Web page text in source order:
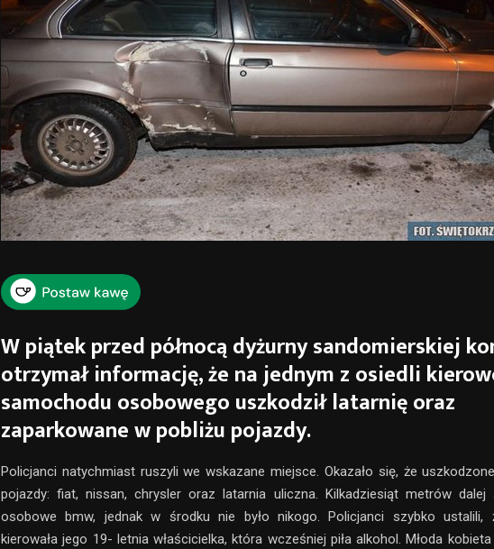
W piątek przed północą dyżurny sandomierskiej
otrzymał informację, że na jednym z osiedli
samochodu osobowego uszkodził latarnię oraz
zaparkowane w pobliżu pojazdy.
Policjanci natychmiast ruszyli we wskazane miejsce. Okazało się, że
pojazdy: fiat, nissan, chrysler oraz latarnia uliczna. Kilkadziesiąt metrów dalej
osobowe bmw, jednak w środku nie było nikogo. Policjanci szybko ustalili,
kierowała jego 19- letnia właścicielka, która wcześniej piła alkohol. Młoda kobieta